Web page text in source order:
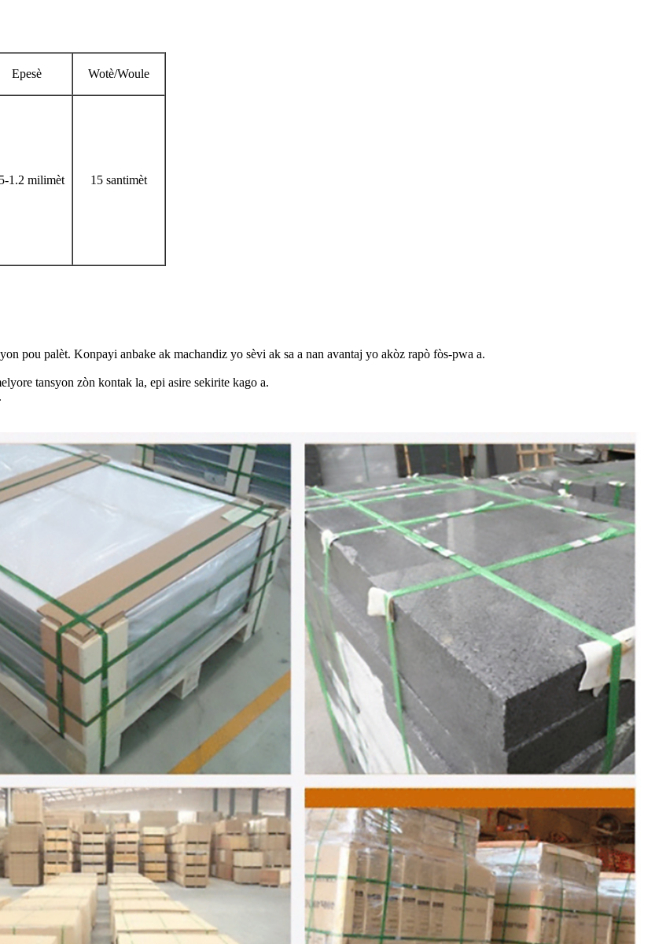
Epesè Wotè/Woule
1.2 milimèt 15 santimèt
pou palèt. Konpayi anbake ak machandiz yo sèvi ak sa a nan avantaj yo akòz rapò fòs-pwa a.
tansyon zòn kontak la, epi asire sekirite kago a.